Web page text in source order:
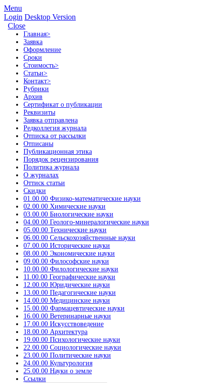
Menu
Login Desktop Version
Close
Главная>
Заявка
Оформление
Сроки
Стоимость>
Статьи>
Контакт>
Рубрики
Архив
Сертификат о публикации
Реквизиты
Заявка отправлена
Редколлегия журнала
Отписка от рассылки
Отписаны
Публикационная этика
Порядок рецензирования
Политика журнала
О журналах
Оттиск статьи
Скидки
01.00.00 Физико-математические науки
02.00.00 Химические науки
03.00.00 Биологические науки
04.00.00 Геолого-минералогические науки
05.00.00 Технические науки
06.00.00 Сельскохозяйственные науки
07.00.00 Исторические науки
08.00.00 Экономические науки
09.00.00 Философские науки
10.00.00 Филологические науки
11.00.00 Географические науки
12.00.00 Юридические науки
13.00.00 Педагогические науки
14.00.00 Медицинские науки
15.00.00 Фармацевтические науки
16.00.00 Ветеринарные науки
17.00.00 Искусствоведение
18.00.00 Архитектура
19.00.00 Психологические науки
22.00.00 Социологические науки
23.00.00 Политические науки
24.00.00 Культурология
25.00.00 Науки о земле
Ссылки